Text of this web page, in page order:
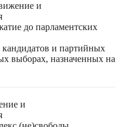
и
до парламентских
и партийных
выборах, назначенных на
и